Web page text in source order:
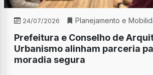
24/07/2026 Planejamento e
Prefeitura e Conselho de
Urbanismo alinham parceria
moradia segura